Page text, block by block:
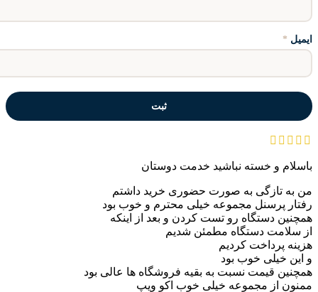
ایمیل *
باسلام و خسته نباشید خدمت دوستان
من به تازگی به صورت حضوری خرید داشتم
رفتار پرسنل مجموعه خیلی محترم و خوب بود
همچنین دستگاه رو تست کردن و بعد از اینکه
از سلامت دستگاه مطمئن شدیم
هزینه پرداخت کردیم
و این خیلی خوب بود
همچنین قیمت نسبت به بقیه فروشگاه ها عالی بود
ممنون از مجموعه خیلی خوب اکو ویپ